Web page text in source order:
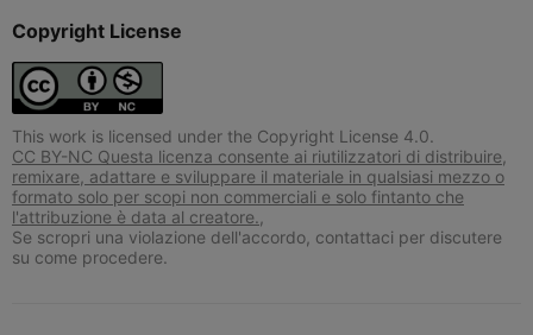
Copyright License
This work is licensed under the Copyright License 4.0.
CC BY-NC Questa licenza consente ai riutilizzatori di distribuire,
remixare, adattare e sviluppare il materiale in qualsiasi mezzo o
formato solo per scopi non commerciali e solo fintanto che
l'attribuzione è data al creatore.,
Se scropri una violazione dell'accordo, contattaci per discutere
su come procedere.